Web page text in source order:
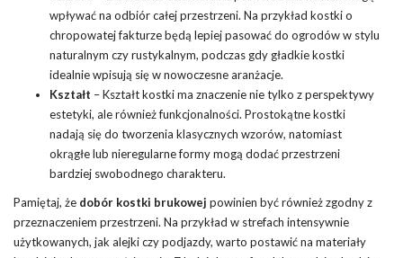
wpływać na odbiór całej przestrzeni. Na przykład kostki o
chropowatej fakturze będą lepiej pasować do ogrodów w stylu
naturalnym czy rustykalnym, podczas gdy gładkie kostki
idealnie wpisują się w nowoczesne aranżacje.
Kształt – Kształt kostki ma znaczenie nie tylko z perspektywy
estetyki, ale również funkcjonalności. Prostokątne kostki
nadają się do tworzenia klasycznych wzorów, natomiast
okrągłe lub nieregularne formy mogą dodać przestrzeni
bardziej swobodnego charakteru.
Pamiętaj, że dobór kostki brukowej powinien być również zgodny z
przeznaczeniem przestrzeni. Na przykład w strefach intensywnie
użytkowanych, jak alejki czy podjazdy, warto postawić na materiały